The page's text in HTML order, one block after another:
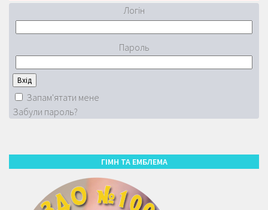
Логін
Пароль
Запам'ятати мене
Забули пароль?
ГІМН ТА ЕМБЛЕМА